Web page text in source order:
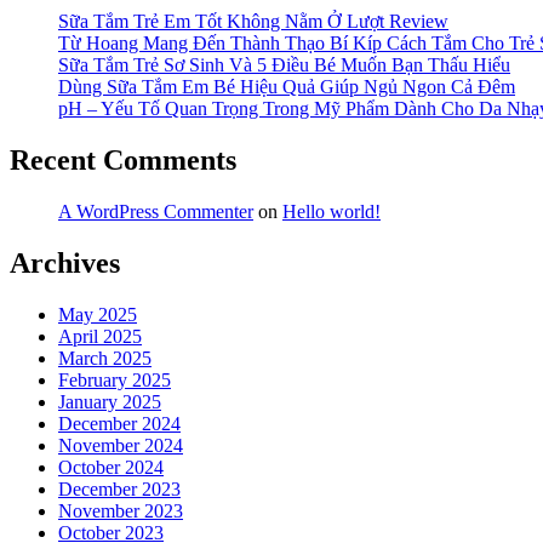
Sữa Tắm Trẻ Em Tốt Không Nằm Ở Lượt Review
Từ Hoang Mang Đến Thành Thạo Bí Kíp Cách Tắm Cho Trẻ
Sữa Tắm Trẻ Sơ Sinh Và 5 Điều Bé Muốn Bạn Thấu Hiểu
Dùng Sữa Tắm Em Bé Hiệu Quả Giúp Ngủ Ngon Cả Đêm
pH – Yếu Tố Quan Trọng Trong Mỹ Phẩm Dành Cho Da
Recent Comments
A WordPress Commenteron Hello world!
Archives
May 2025
April 2025
March 2025
February 2025
January 2025
December 2024
November 2024
October 2024
December 2023
November 2023
October 2023